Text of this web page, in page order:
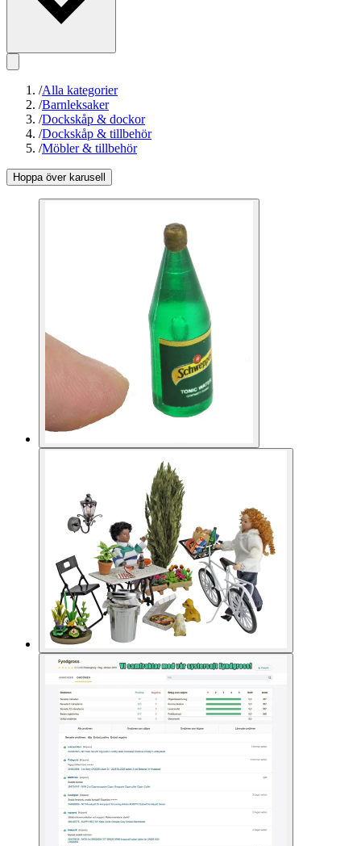
/Alla kategorier
/Barnleksaker
/Dockskåp & dockor
/Dockskåp & tillbehör
/Möbler & tillbehör
Hoppa över karusell